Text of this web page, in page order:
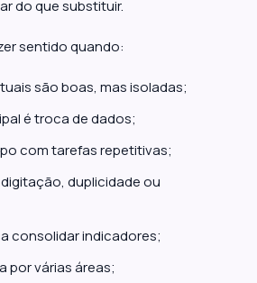
do que substituir.
sentido quando:
são boas, mas isoladas;
é troca de dados;
com tarefas repetitivas;
duplicidade ou
consolidar indicadores;
por várias áreas;